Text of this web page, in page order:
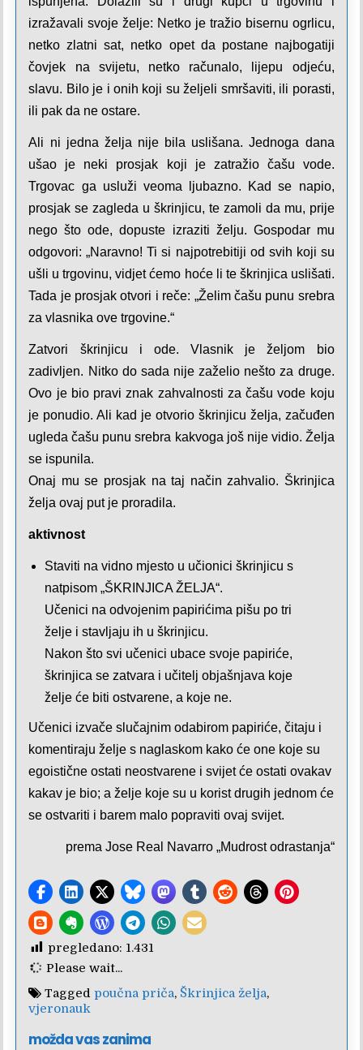
izražavali svoje želje: Netko je tražio bisernu ogrlicu,
netko zlatni sat, netko opet da postane najbogatiji
čovjek na svijetu, netko računalo, lijepu odjeću,
slavu. Bilo je i onih koji su željeli smršaviti, ili porasti,
ili pak da ne ostare.
Ali ni jedna želja nije bila uslišana. Jednoga dana
ušao je neki prosjak koji je zatražio čašu vode.
Trgovac ga usluži veoma ljubazno. Kad se napio,
prosjak se zagleda u škrinjicu, te zamoli da mu, prije
nego što ode, dopuste izraziti želju. Gospodar mu
odgovori: „Naravno! Ti si najpotrebitiji od svih koji su
ušli u trgovinu, vidjet ćemo hoće li te škrinjica uslišati.
Tada je prosjak otvori i reče: „Želim čašu punu srebra
za vlasnika ove trgovine.“
Zatvori škrinjicu i ode. Vlasnik je željom bio
zadivljen. Nitko do sada nije zaželio nešto za druge.
Ovo je bio pravi znak zahvalnosti za čašu vode koju
je ponudio. Ali kad je otvorio škrinjicu želja, začuđen
ugleda čašu punu srebra kakvoga još nije vidio. Želja
se ispunila.
Onaj mu se prosjak na taj način zahvalio. Škrinjica
želja ovaj put je proradila.
aktivnost
Staviti na vidno mjesto u učionici škrinjicu s
natpisom „ŠKRINJICA ŽELJA“.
Učenici na odvojenim papirićima pišu po tri
želje i stavljaju ih u škrinjicu.
Nakon što svi učenici ubace svoje papiriće,
škrinjica se zatvara i učitelj objašnjava koje
želje će biti ostvarene, a koje ne.
Učenici izvače slučajnim odabirom papiriće, čitaju i
komentiraju želje s naglaskom kako će one koje su
egoistične ostati neostvarene i svijet će ostati ovakav
kakav je bio; a želje koje su u korist drugih jednom će
se ostvariti i barem malo popraviti ovaj svijet.
prema Jose Real Navarro „Mudrost odrastanja“
pregledano: 1.431
Please wait...
Taggedpoučna priča, Škrinjica želja,
vjeronauk
možda vas zanima